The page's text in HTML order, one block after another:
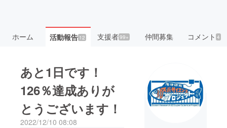
ホーム 活動報告12 支援者99+ 仲間募集 コメント4
あと1日です！
126％達成ありが
とうございます！
2022/12/10 08:08